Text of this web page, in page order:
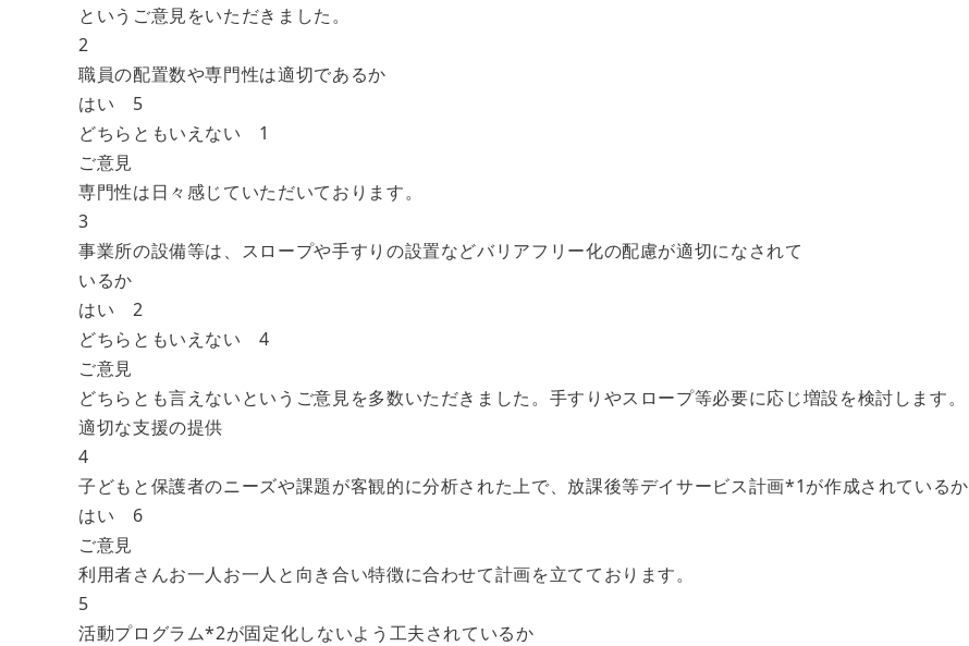
というご意見をいただきました。
2
職員の配置数や専門性は適切であるか
はい 5
どちらともいえない 1
ご意見
専門性は日々感じていただいております。
3
事業所の設備等は、スロープや手すりの設置などバリアフリー化の配慮が適切になされて
いるか
はい 2
どちらともいえない 4
ご意見
どちらとも言えないというご意見を多数いただきました。手すりやスロープ等必要に応じ増設を検討します。
適切な支援の提供
4
子どもと保護者のニーズや課題が客観的に分析された上で、放課後等デイサービス計画*1が作成されているか
はい 6
ご意見
利用者さんお一人お一人と向き合い特徴に合わせて計画を立てております。
5
活動プログラム*2が固定化しないよう工夫されているか